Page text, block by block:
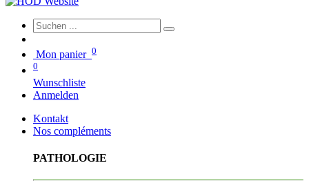
Mon panier 0
0
Wunschliste
Anmelden
Kontakt
Nos compléments
PATHOLOGIE